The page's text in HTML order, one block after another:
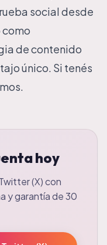
social desde
como
de contenido
único. Si tenés
hoy
(X) con
y garantía de 30